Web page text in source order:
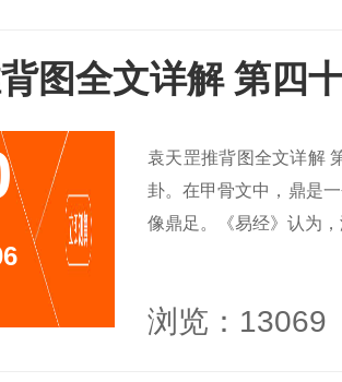
图全文详解 第四
袁天罡推背图全文详解
卦。在甲骨文中，鼎是
像鼎足。《易经》认为
浏览：13069